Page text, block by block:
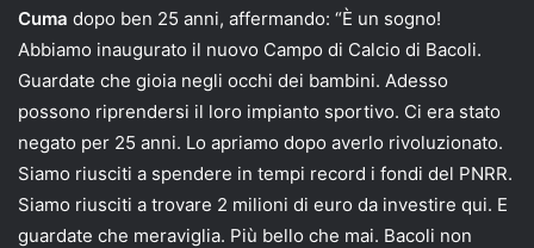
Cuma dopo ben 25 anni, affermando: “È un sogno!
Abbiamo inaugurato il nuovo Campo di Calcio di Bacoli.
Guardate che gioia negli occhi dei bambini. Adesso
possono riprendersi il loro impianto sportivo. Ci era stato
negato per 25 anni. Lo apriamo dopo averlo rivoluzionato.
Siamo riusciti a spendere in tempi record i fondi del PNRR.
Siamo riusciti a trovare 2 milioni di euro da investire qui. E
guardate che meraviglia. Più bello che mai. Bacoli non